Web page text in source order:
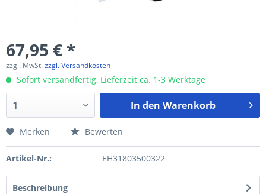
67,95 € *
zzgl. MwSt.zzgl. Versandkosten
Sofort versandfertig, Lieferzeit ca. 1-3 Werktage
In den Warenkorb
Merken Bewerten
Artikel-Nr.: EH31803500322
Beschreibung